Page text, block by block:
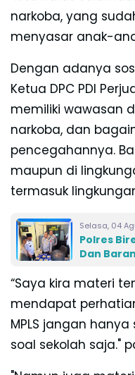
narkoba, yang
menyasar anak-
Dengan adanya
Ketua DPC PDI
memiliki wawasan
narkoba, dan
pencegahannya.
maupun di
termasuk
Selasa, 04
Polres
Dan
“Saya kira materi
mendapat
MPLS jangan
soal sekolah saja."